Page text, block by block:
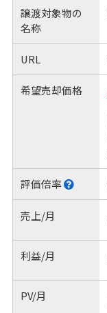
譲渡対象物の
名称
URL
希望売却価格
評価倍率
売上/月
利益/月
PV/月